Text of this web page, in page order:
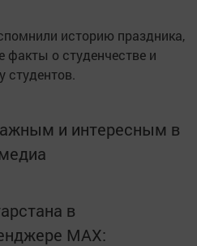
историю праздника,
о студенчестве и
студентов.
и интересным в
в
MАХ: